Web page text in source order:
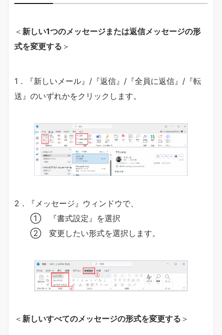
＜ 新しい1つのメッセージまたは返信メッセージの形
式を変更する ＞
1．『新しいメール』/『返信』/『全員に返信』/『転
送』のいずれかをクリックします。
2．『メッセージ』ウィンドウで、
① 『書式設定』を選択
② 変更したい形式を選択します。
＜ 新しいすべてのメッセージの形式を変更する ＞